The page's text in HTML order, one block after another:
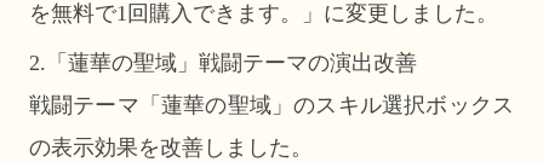
を無料で1回購入できます。」に変更しました。
2.「蓮華の聖域」戦闘テーマの演出改善
戦闘テーマ「蓮華の聖域」のスキル選択ボックス
の表示効果を改善しました。